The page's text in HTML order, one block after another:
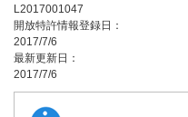
L2017001047
開放特許情報登録日：
2017/7/6
最新更新日：
2017/7/6